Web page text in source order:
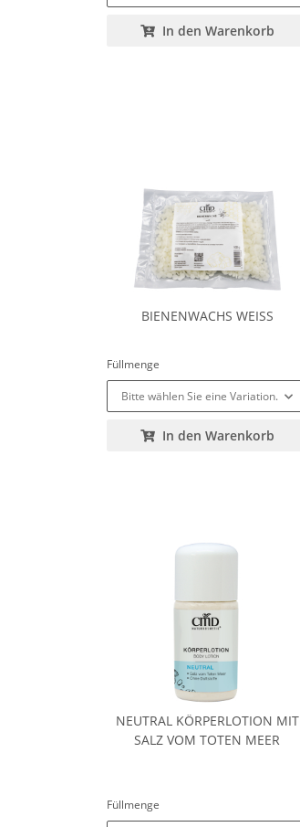
In den Warenkorb
BIENENWACHS WEISS
Füllmenge
Bitte wählen Sie eine Variation.
In den Warenkorb
NEUTRAL KÖRPERLOTION MIT
SALZ VOM TOTEN MEER
Füllmenge